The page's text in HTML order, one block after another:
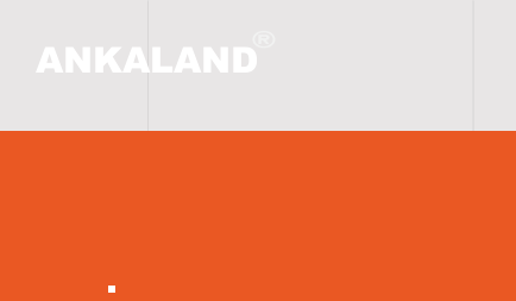
ANKALAND